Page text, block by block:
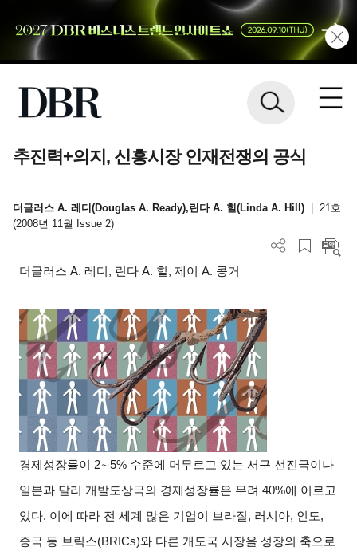
추진력+의지, 신흥시장 인재전쟁의 공식
더글러스 A. 레디(Douglas A. Ready),린다 A. 힐(Linda A. Hill)
21호
(2008년 11월 Issue 2)
더글러스 A. 레디, 린다 A. 힐, 제이 A. 콩거
경제성장률이 2∼5% 수준에 머무르고 있는 서구 선진국이나
일본과 달리 개발도상국의 경제성장률은 무려 40%에 이르고
있다. 이에 따라 전 세계 많은 기업이 브라질, 러시아, 인도,
중국 등 브릭스(BRICs)와 다른 개도국 시장을 성장의 축으로